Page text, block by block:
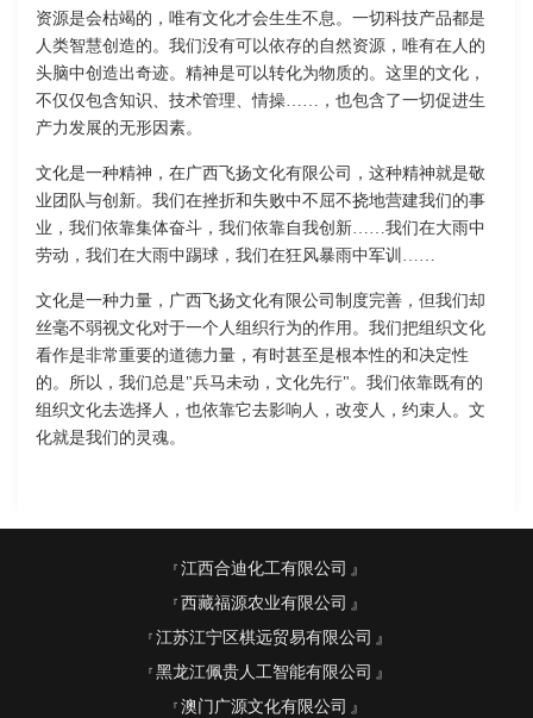
资源是会枯竭的，唯有文化才会生生不息。一切科技产品都是
人类智慧创造的。我们没有可以依存的自然资源，唯有在人的
头脑中创造出奇迹。精神是可以转化为物质的。这里的文化，
不仅仅包含知识、技术管理、情操……，也包含了一切促进生
产力发展的无形因素。
文化是一种精神，在广西飞扬文化有限公司，这种精神就是敬
业团队与创新。我们在挫折和失败中不屈不挠地营建我们的事
业，我们依靠集体奋斗，我们依靠自我创新……我们在大雨中
劳动，我们在大雨中踢球，我们在狂风暴雨中军训……
文化是一种力量，广西飞扬文化有限公司制度完善，但我们却
丝毫不弱视文化对于一个人组织行为的作用。我们把组织文化
看作是非常重要的道德力量，有时甚至是根本性的和决定性
的。所以，我们总是"兵马未动，文化先行"。我们依靠既有的
组织文化去选择人，也依靠它去影响人，改变人，约束人。文
化就是我们的灵魂。
江西合迪化工有限公司
西藏福源农业有限公司
江苏江宁区棋远贸易有限公司
黑龙江佩贵人工智能有限公司
澳门广源文化有限公司